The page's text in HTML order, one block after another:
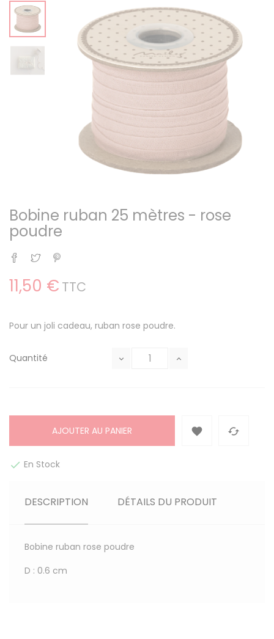
Bobine ruban 25 mètres - rose
poudre
Partager
Tweet
11,50 € TTC
Pour un joli cadeau, ruban rose poudre.
Quantité
AJOUTER AU PANIER  
 En Stock
DESCRIPTION DÉTAILS DU PRODUIT
Bobine ruban rose poudre
D : 0.6 cm